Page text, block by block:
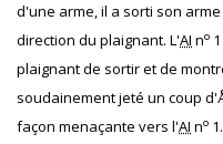
d'une arme, il a sorti son
direction du plaignant. L'AI no
plaignant de sortir et de
soudainement jeté un coup
façon menaçante vers l'AI no